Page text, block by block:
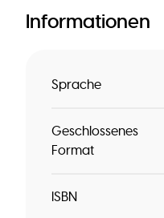
Informationen
Sprache
Geschlossenes
Format
ISBN